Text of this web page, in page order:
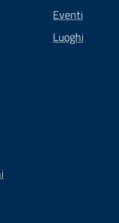
Eventi
Luoghi